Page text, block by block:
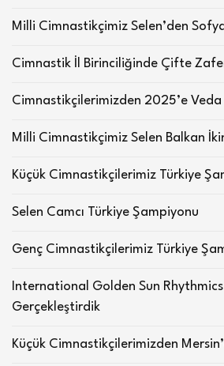
Milli Cimnastikçimiz Selen’den
Cimnastik İl Birinciliğinde Çifte
Cimnastikçilerimizden 2025’e
Milli Cimnastikçimiz Selen Balkan
Küçük Cimnastikçilerimiz Türkiye
Selen Camcı Türkiye Şampiyonu
Genç Cimnastikçilerimiz Türkiye
International Golden Sun Rhythmics
Gerçekleştirdik
Küçük Cimnastikçilerimizden